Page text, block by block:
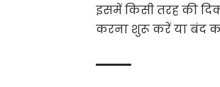
इसमें किसी तरह की
करना शुरू करें या बंद